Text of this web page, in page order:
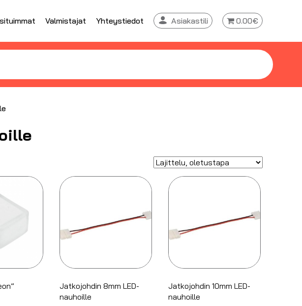
Valmistajat Yhteystiedot Asiakastili 0.00€
Jatkojohdin 8mm LED-
nauhoille
Jatkojohdin 10mm LED-
nauhoille